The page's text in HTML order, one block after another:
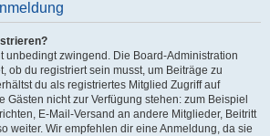
unbedingt zwingend. Die Board-Administration
ob du registriert sein musst, um Beiträge zu
du als registriertes Mitglied Zugriff auf
Gästen nicht zur Verfügung stehen: zum Beispiel
E-Mail-Versand an andere Mitglieder, Beitritt
weiter. Wir empfehlen dir eine Anmeldung, da sie